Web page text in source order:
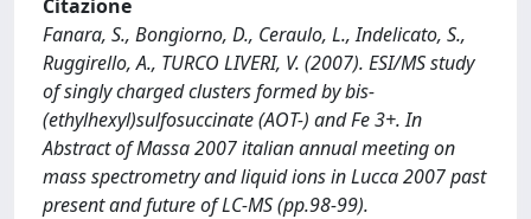
Citazione
Fanara, S., Bongiorno, D., Ceraulo, L., Indelicato, S.,
Ruggirello, A., TURCO LIVERI, V. (2007). ESI/MS study
of singly charged clusters formed by bis-
(ethylhexyl)sulfosuccinate (AOT-) and Fe 3+. In
Abstract of Massa 2007 italian annual meeting on
mass spectrometry and liquid ions in Lucca 2007 past
present and future of LC-MS (pp.98-99).